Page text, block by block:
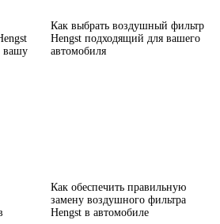
вашу
Как выбрать воздушный фильтр
Hengst подходящий для вашего
автомобиля
Как обеспечить правильную
замену воздушного фильтра
Hengst в автомобиле